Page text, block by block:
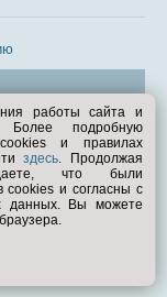
работы сайта и
Более подробную
и правилах
здесь. Продолжая
что были
и согласны с
данных. Вы можете